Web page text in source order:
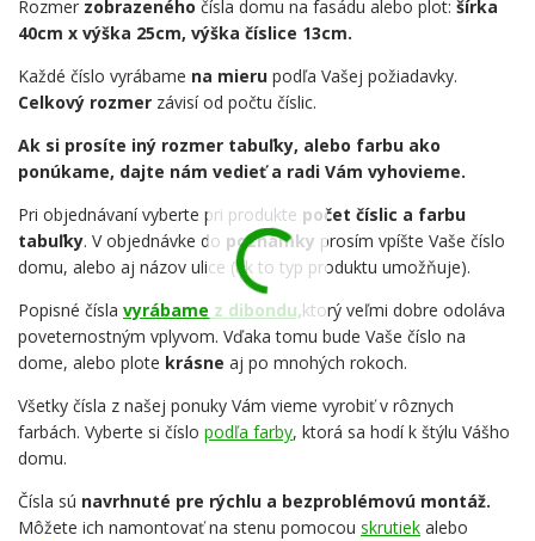
Rozmer zobrazeného čísla domu na fasádu alebo plot: šírka
40cm x výška 25cm, výška číslice 13cm.
Každé číslo vyrábame na mieru podľa Vašej požiadavky.
Celkový rozmer závisí od počtu číslic.
Ak si prosíte iný rozmer tabuľky, alebo farbu ako
ponúkame, dajte nám vedieť a radi Vám vyhovieme.
Pri objednávaní vyberte pri produkte počet číslic a farbu
tabuľky. V objednávke do poznámky prosím vpíšte Vaše číslo
domu, alebo aj názov ulice (ak to typ produktu umožňuje).
Popisné čísla vyrábame z dibondu,ktorý veľmi dobre odoláva
poveternostným vplyvom. Vďaka tomu bude Vaše číslo na
dome, alebo plote krásne aj po mnohých rokoch.
Všetky čísla z našej ponuky Vám vieme vyrobiť v rôznych
farbách. Vyberte si číslo podľa farby, ktorá sa hodí k štýlu Vášho
domu.
Čísla sú navrhnuté pre rýchlu a bezproblémovú montáž.
Môžete ich namontovať na stenu pomocou skrutiek alebo